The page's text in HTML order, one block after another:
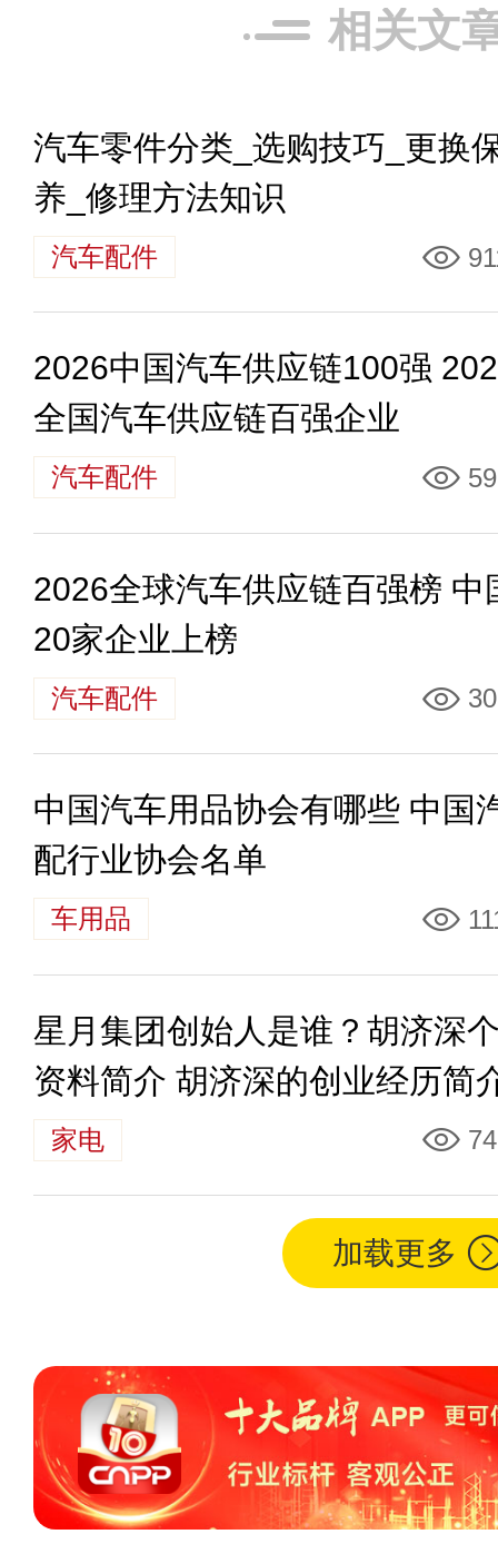
相关文
汽车零件分类_选购技巧_更换
养_修理方法知识
汽车配件
2026中国汽车供应链100强
全国汽车供应链百强企业
汽车配件 59
2026全球汽车供应链百强榜 中
20家企业上榜
汽车配件 30
中国汽车用品协会有哪些 中国
配行业协会名单
车用品
星月集团创始人是谁？胡济深
资料简介 胡济深的创业经历简
家电
加载更多